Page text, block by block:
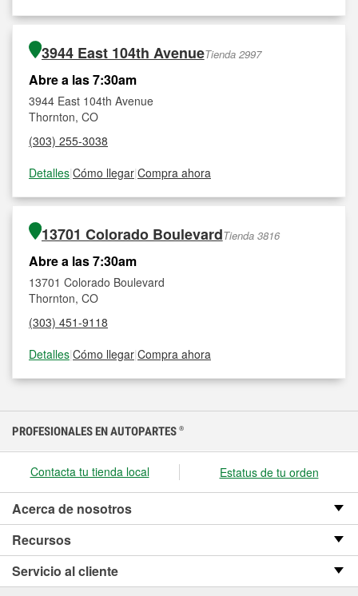
3944 East 104th AvenueTienda 2997
Abre a las 7:30am
3944 East 104th Avenue
Thornton, CO
(303) 255-3038
Detalles|Cómo llegar|Compra ahora
13701 Colorado BoulevardTienda 3816
Abre a las 7:30am
13701 Colorado Boulevard
Thornton, CO
(303) 451-9118
Detalles|Cómo llegar|Compra ahora
PROFESIONALES EN AUTOPARTES ®
Contacta tu tienda local Estatus de tu orden
Acerca de nosotros
Recursos
Servicio al cliente